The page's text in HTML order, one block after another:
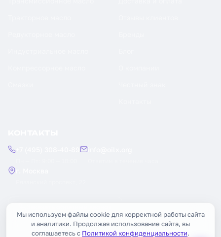
Мы используем файлы cookie для корректной работы сайта
и аналитики. Продолжая использование сайта, вы
соглашаетесь с Политикой конфиденциальности.